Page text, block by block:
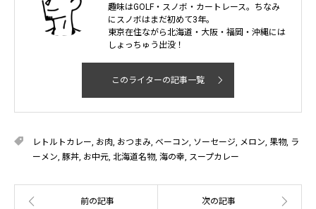
趣味はGOLF・スノボ・カートレース。ちなみ
にスノボはまだ初めて3年。
東京在住ながら北海道・大阪・福岡・沖縄には
しょっちゅう出没！
このライターの記事一覧
レトルトカレー, お肉, おつまみ, ベーコン, ソーセージ, メロン, 果物, ラ
ーメン, 豚丼, お中元, 北海道名物, 海の幸, スープカレー